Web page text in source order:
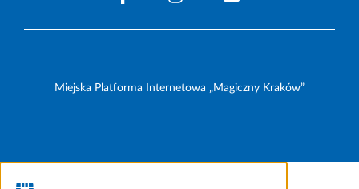
Miejska Platforma Internetowa „Magiczny Kraków”